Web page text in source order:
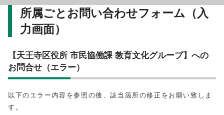
所属ごとお問い合わせフォーム（入
力画面）
【天王寺区役所 市民協働課 教育文化グループ】への
お問合せ（エラー）
以下のエラー内容を参照の後、該当箇所の修正をお願い致しま
す。